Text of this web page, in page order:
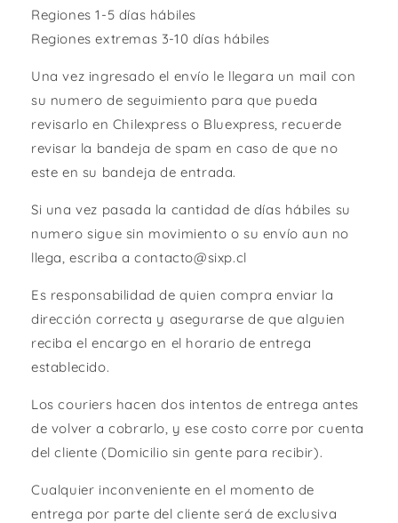
Regiones 1-5 días hábiles
Regiones extremas 3-10 días hábiles
Una vez ingresado el envío le llegara un mail con
su numero de seguimiento para que pueda
revisarlo en Chilexpress o Bluexpress, recuerde
revisar la bandeja de spam en caso de que no
este en su bandeja de entrada.
Si una vez pasada la cantidad de días hábiles su
numero sigue sin movimiento o su envío aun no
llega, escriba a contacto@sixp.cl
Es responsabilidad de quien compra enviar la
dirección correcta y asegurarse de que alguien
reciba el encargo en el horario de entrega
establecido.
Los couriers hacen dos intentos de entrega antes
de volver a cobrarlo, y ese costo corre por cuenta
del cliente (Domicilio sin gente para recibir).
Cualquier inconveniente en el momento de
entrega por parte del cliente será de exclusiva